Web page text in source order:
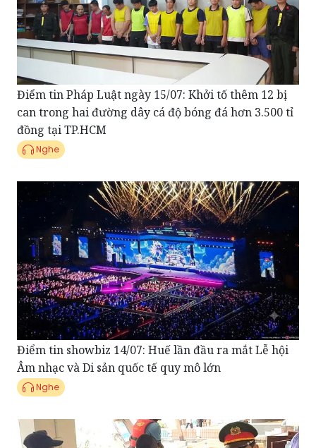
Điểm tin Pháp Luật ngày 15/07: Khởi tố thêm 12 bị
can trong hai đường dây cá độ bóng đá hơn 3.500 tỉ
đồng tại TP.HCM
Nghe
Điểm tin showbiz 14/07: Huế lần đầu ra mắt Lễ hội
Âm nhạc và Di sản quốc tế quy mô lớn
Nghe